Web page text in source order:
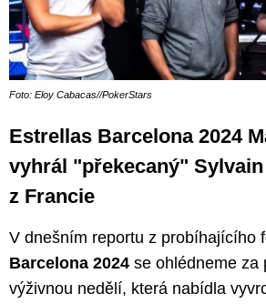
Foto: Eloy Cabacas//PokerStars
Estrellas Barcelona 2024
vyhrál "překecaný"
z Francie
V dnešním reportu z probíhajícího
Barcelona 2024 se ohlédneme za
výživnou nedělí, která nabídla